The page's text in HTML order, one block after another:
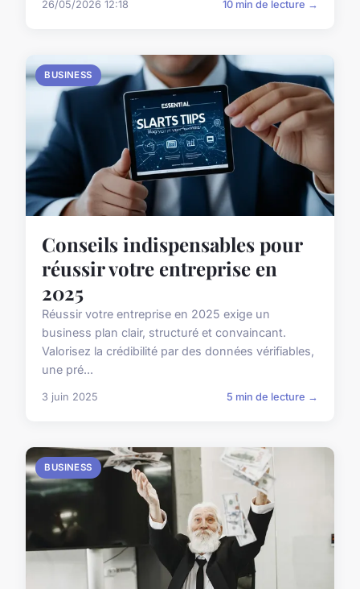
26/05/2026 12:18 10 min de lecture →
BUSINESS
Conseils indispensables pour
réussir votre entreprise en
2025
Réussir votre entreprise en 2025 exige un
business plan clair, structuré et convaincant.
Valorisez la crédibilité par des données vérifiables,
une pré...
3 juin 2025 5 min de lecture →
BUSINESS